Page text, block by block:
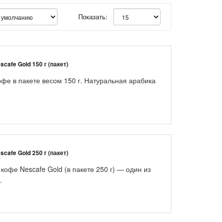
Показать:
Gold 150 г (пакет)
в пакете весом 150 г. Натуральная арабика
Gold 250 г (пакет)
Nescafe Gold (в пакете 250 г) — один из